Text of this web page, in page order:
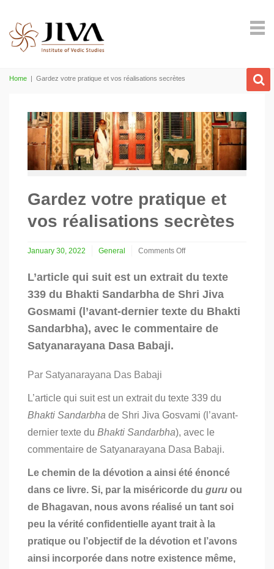
Home | Gardez votre pratique et vos réalisations secrètes
Gardez votre pratique et
vos réalisations secrètes
January 30, 2022 General
Comments Off
votre
pratique
vos
réalisations
L’article qui suit est un extrait du texte
339 du Bhakti Sandarbha de Shri Jiva
Gosмami (l’avant-dernier texte du Bhakti
Sandarbha), avec le commentaire de
Satyanarayana Dasa Babaji.
Par Satyanarayana Das Babaji
L’article qui suit est un extrait du texte 339 du
Bhakti Sandarbha de Shri Jiva Gosvami (l’avant-
dernier texte du Bhakti Sandarbha), avec le
commentaire de Satyanarayana Dasa Babaji.
Le chemin de la dévotion a ainsi été énoncé
dans ce livre. Si, par la miséricorde du guru ou
de Bhagavan, nous avons réalisé un tant soi
peu la vérité confidentielle ayant trait à la
pratique ou l’objectif de la dévotion et l’avons
ainsi incorporée dans notre existence même,